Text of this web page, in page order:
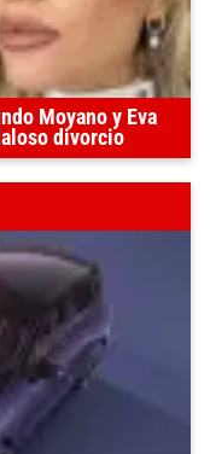
Moyano y Eva
divorcio